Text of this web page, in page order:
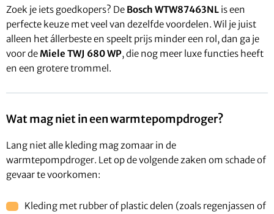
Zoek je iets goedkopers? De Bosch WTW87463NL is een
perfecte keuze met veel van dezelfde voordelen. Wil je juist
alleen het állerbeste en speelt prijs minder een rol, dan ga je
voor deMiele TWJ 680 WP, die nog meer luxe functies heeft
en een grotere trommel.
Wat mag niet in een warmtepompdroger?
Lang niet alle kleding mag zomaar in de
warmtepompdroger. Let op de volgende zaken om schade of
gevaar te voorkomen:
Kleding met rubber of plastic delen (zoals regenjassen of